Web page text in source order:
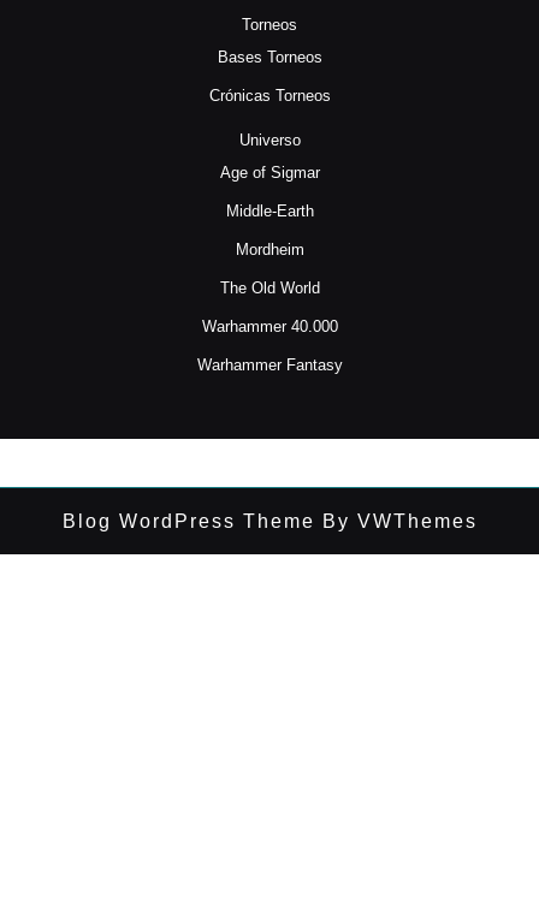
Torneos
Bases Torneos
Crónicas Torneos
Universo
Age of Sigmar
Middle-Earth
Mordheim
The Old World
Warhammer 40.000
Warhammer Fantasy
Blog WordPress Theme By VWThemes